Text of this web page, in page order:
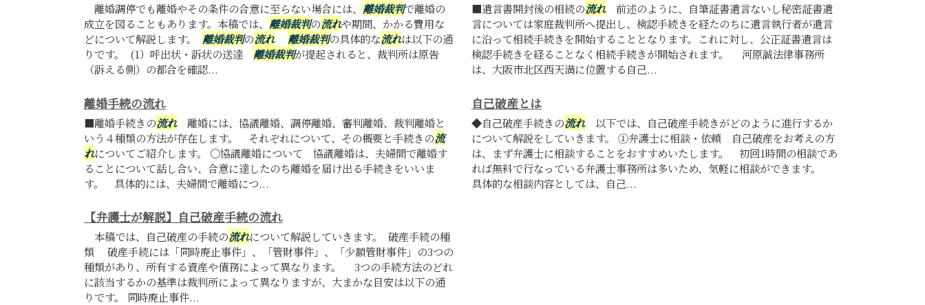
離婚調停でも離婚やその条件の合意に至らない場合には、 離婚裁判で離婚の
成立を図ることもあります。本稿では、 離婚裁判の流れや期間、かかる費用な
どについて解説します。 離婚裁判の流れ 離婚裁判の具体的な流れは以下の通
りです。 (1）呼出状・訴状の送達 離婚裁判が提起されると、裁判所は原告
（訴える側）の都合を確認...
■遺言書開封後の相続の流れ前述のように、自筆証書遺言ないし秘密証書遺
言については家庭裁判所へ提出し、検認手続きを経たのちに遺言執行者が遺言
に沿って相続手続きを開始することとなります。これに対し、公正証書遺言は
検認手続きを経ることなく相続手続きが開始されます。 河原誠法律事務所
は、大阪市北区西天満に位置する自己...
離婚手続の流れ
■離婚手続きの流れ離婚には、協議離婚、調停離婚、審判離婚、裁判離婚と
いう４種類の方法が存在します。 それぞれについて、その概要と手続きの流
れについてご紹介します。 〇協議離婚について 協議離婚は、夫婦間で離婚す
ることについて話し合い、合意に達したのち離婚を届け出る手続きをいいま
す。 具体的には、夫婦間で離婚につ...
自己破産とは
◆自己破産手続きの流れ以下では、自己破産手続きがどのように進行するか
について解説をしていきます。 ①弁護士に相談・依頼 自己破産をお考えの方
は、まず弁護士に相談することをおすすめいたします。 初回1時間の相談であ
れば無料で行なっている弁護士事務所は多いため、気軽に相談ができます。
具体的な相談内容としては、自己...
【弁護士が解説】自己破産手続の流れ
本稿では、自己破産の手続の流れについて解説していきます。 破産手続の種
類 破産手続には「同時廃止事件」、「管財事件」、「少額管財事件」の3つの
種類があり、所有する資産や債務によって異なります。 3つの手続方法のどれ
に該当するかの基準は裁判所によって異なりますが、大まかな目安は以下の通
りです。 同時廃止事件...